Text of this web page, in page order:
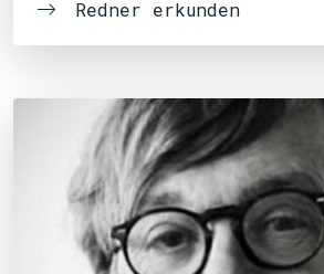
Redner erkunden